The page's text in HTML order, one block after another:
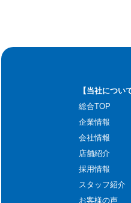
【当社につい
総合TOP
企業情報
会社情報
店舗紹介
採用情報
スタッフ紹介
お客様の声